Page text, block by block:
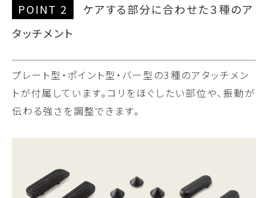
POINT 2
ケアする部分に合わせた３種のア
タッチメント
プレート型・ポイント型・バー型の3種のアタッチメン
トが付属しています。コリをほぐしたい部位や、振動が
伝わる強さを調整できます。